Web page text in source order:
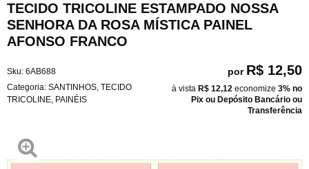
TECIDO TRICOLINE ESTAMPADO NOSSA
SENHORA DA ROSA MÍSTICA PAINEL
AFONSO FRANCO
Sku: 6AB688
Categoria: SANTINHOS TECIDO
TRICOLINE PAINÉIS
por R$ 12,50
à vista R$ 12,12 economize 3% no
Pix ou Depósito Bancário ou
Transferência